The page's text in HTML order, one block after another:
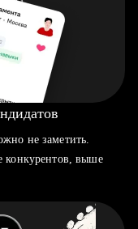
не заметить.
конкурентов, выше